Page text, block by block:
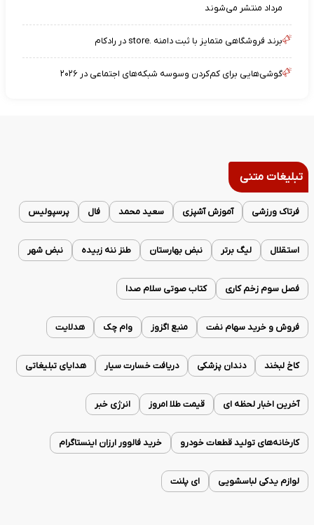
مرداد منتشر می‌شوند
برند فروشگاهی متمایز با ثبت دامنه .store در رادکام
گوشی‌هایی برای کم‌کردن وسوسه شبکه‌های اجتماعی در ۲۰۲۶
تبلیغات متنی
فرتاک ورزشی آموزش آشپزی سعید محمد فال پرسپولیس
استقلال لیگ برتر نبض بهارستان طنز ننه زبیده نبض شهر
فصل سوم زخم کاری کتاب صوتی سلام صدا
فروش و خرید سهام نفت منبع اگزوز وام چک هدلایت
کاخ لبخند دندان پزشکی دریافت خسارت سیار هدایای تبلیغاتی
آخرین اخبار لحظه ای قیمت طلا امروز انرژی خبر
کارخانه‌های تولید قطعات خودرو خرید فالوور ارزان اینستاگرام
لوازم یدکی لباسشویی ای پلنت